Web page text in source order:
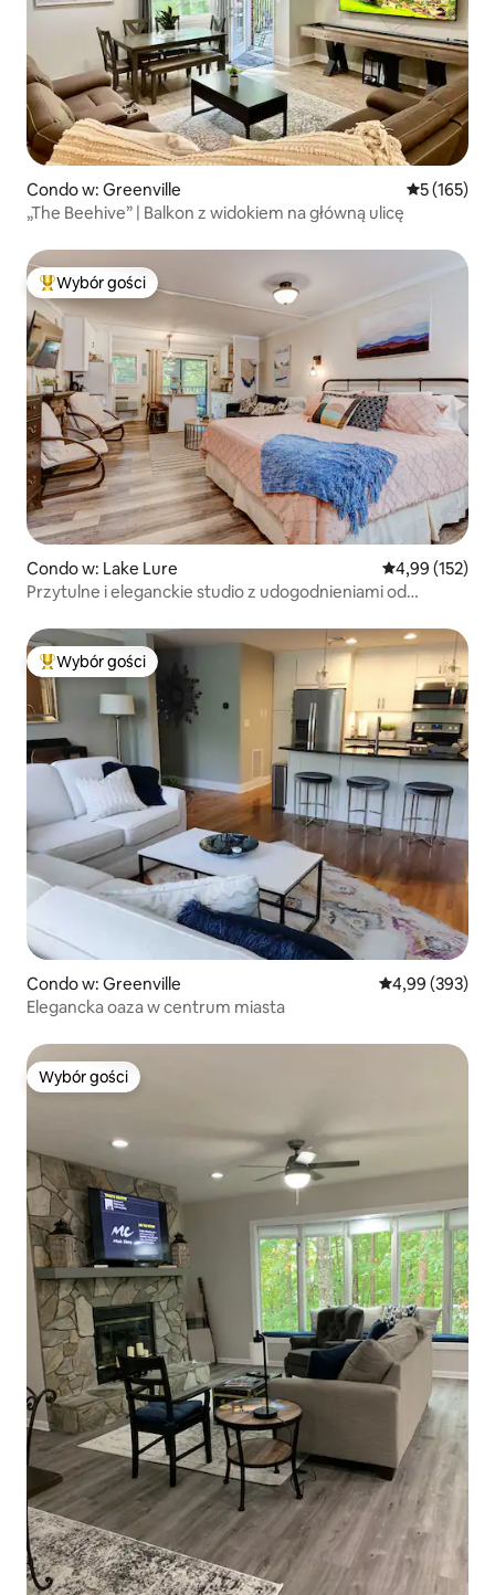
Condo w: Greenville Średnia
5 (165)
„The Beehive” | Balkon z widokiem na główną ulicę
Najpopularniejsze z kategorii Wybór gości
Wybór gości
Condo w: Lake Lure Średnia
4,99 (152)
Przytulne i eleganckie studio z udogodnieniami od
Najpopularniejsze z kategorii Wybór gości
Wybór gości
Condo w: Greenville Średnia
4,99 (393)
Elegancka oaza w centrum miasta
Wybór gości
Wybór gości